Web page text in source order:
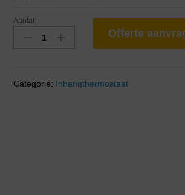
Aantal:
Offerte
Categorie: Inhangthermostaat